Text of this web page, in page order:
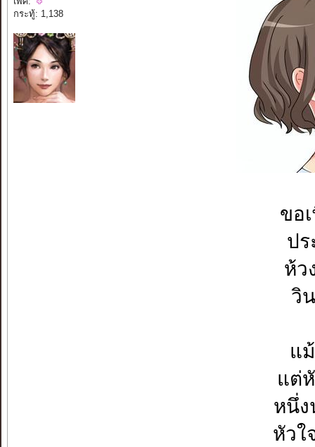
กระทู้: 1,138
ขอ
ป
ห้ว
วิ
แ
แต่
หนึ่ง
หัวใ